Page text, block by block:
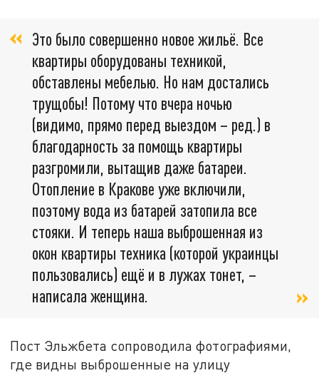
Это было совершенно новое жильё. Все
квартиры оборудованы техникой,
обставлены мебелью. Но нам достались
трущобы! Потому что вчера ночью
(видимо, прямо перед выездом – ред.) в
благодарность за помощь квартиры
разгромили, вытащив даже батареи.
Отопление в Кракове уже включили,
поэтому вода из батарей затопила все
стояки. И теперь наша выброшенная из
окон квартиры техника (которой украинцы
пользовались) ещё и в лужах тонет, –
написала женщина.
Пост Эльжбета сопроводила фотографиями,
где видны выброшенные на улицу